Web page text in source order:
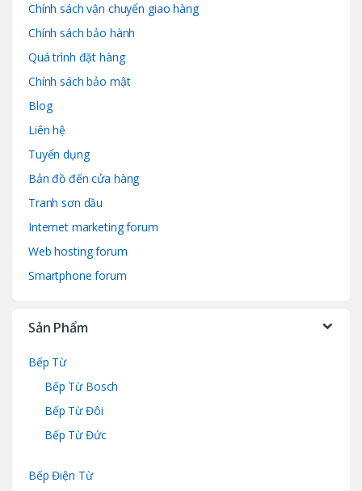
Chính sách vận chuyển giao hàng
Chính sách bảo hành
Quá trình đặt hàng
Chính sách bảo mật
Blog
Liên hệ
Tuyển dụng
Bản đồ đến cửa hàng
Tranh sơn dầu
Internet marketing forum
Web hosting forum
Smartphone forum
Sản Phẩm
Bếp Từ
Bếp Từ Bosch
Bếp Từ Đôi
Bếp Từ Đức
Bếp Điện Từ